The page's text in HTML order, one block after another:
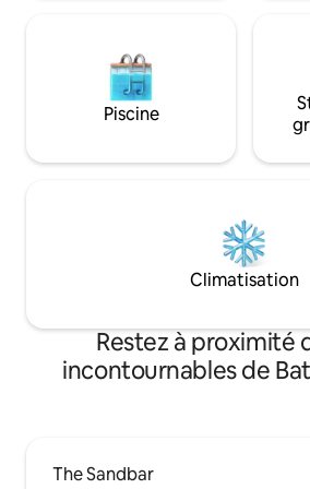
Piscine
Climatisation
Restez à proximité
incontournables de
The Sandbar